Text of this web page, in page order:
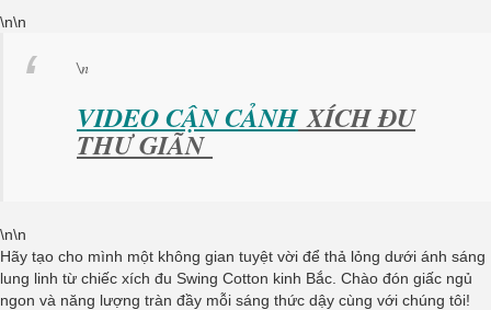
\n\n
\n
VIDEO CẬN CẢNHXÍCH ĐU
THƯ GIÃN
\n\n
Hãy tạo cho mình một không gian tuyệt vời để thả lỏng dưới ánh sáng
lung linh từ chiếc xích đu Swing Cotton kinh Bắc. Chào đón giấc ngủ
ngon và năng lượng tràn đầy mỗi sáng thức dậy cùng với chúng tôi!